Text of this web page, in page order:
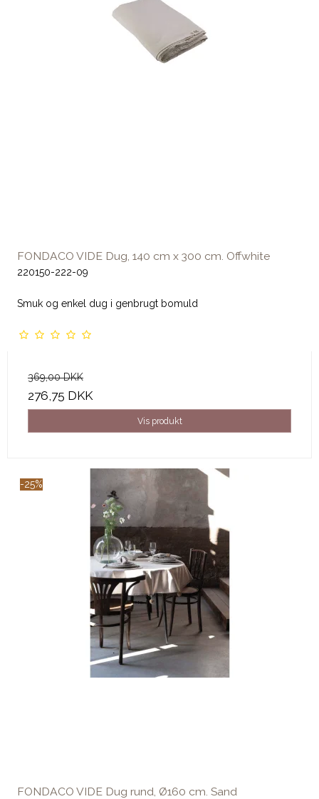
FONDACO VIDE Dug, 140 cm x 300 cm. Offwhite
220150-222-09
Smuk og enkel dug i genbrugt bomuld
369,00 DKK
276,75 DKK
Vis produkt
-25%
FONDACO VIDE Dug rund, Ø160 cm. Sand